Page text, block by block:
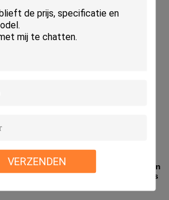
VERZENDEN
van de vezelbundels van
lengte, schakelaars
collimeren de koppelen.
zijn douane wordt ontworpen
Alle standaardschakelaars
FC)